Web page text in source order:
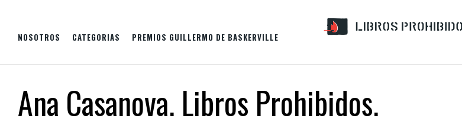
NOSOTROS CATEGORIAS PREMIOS GUILLERMO DE BASKERVILLE
Ana Casanova. Libros Prohibidos.